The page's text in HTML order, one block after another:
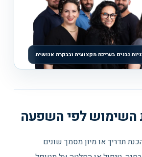
נבנים בעריכה מקצועית ובבקרה אנושית.
השימוש לפי השפעה
תדריך או מיון מסמך שונים